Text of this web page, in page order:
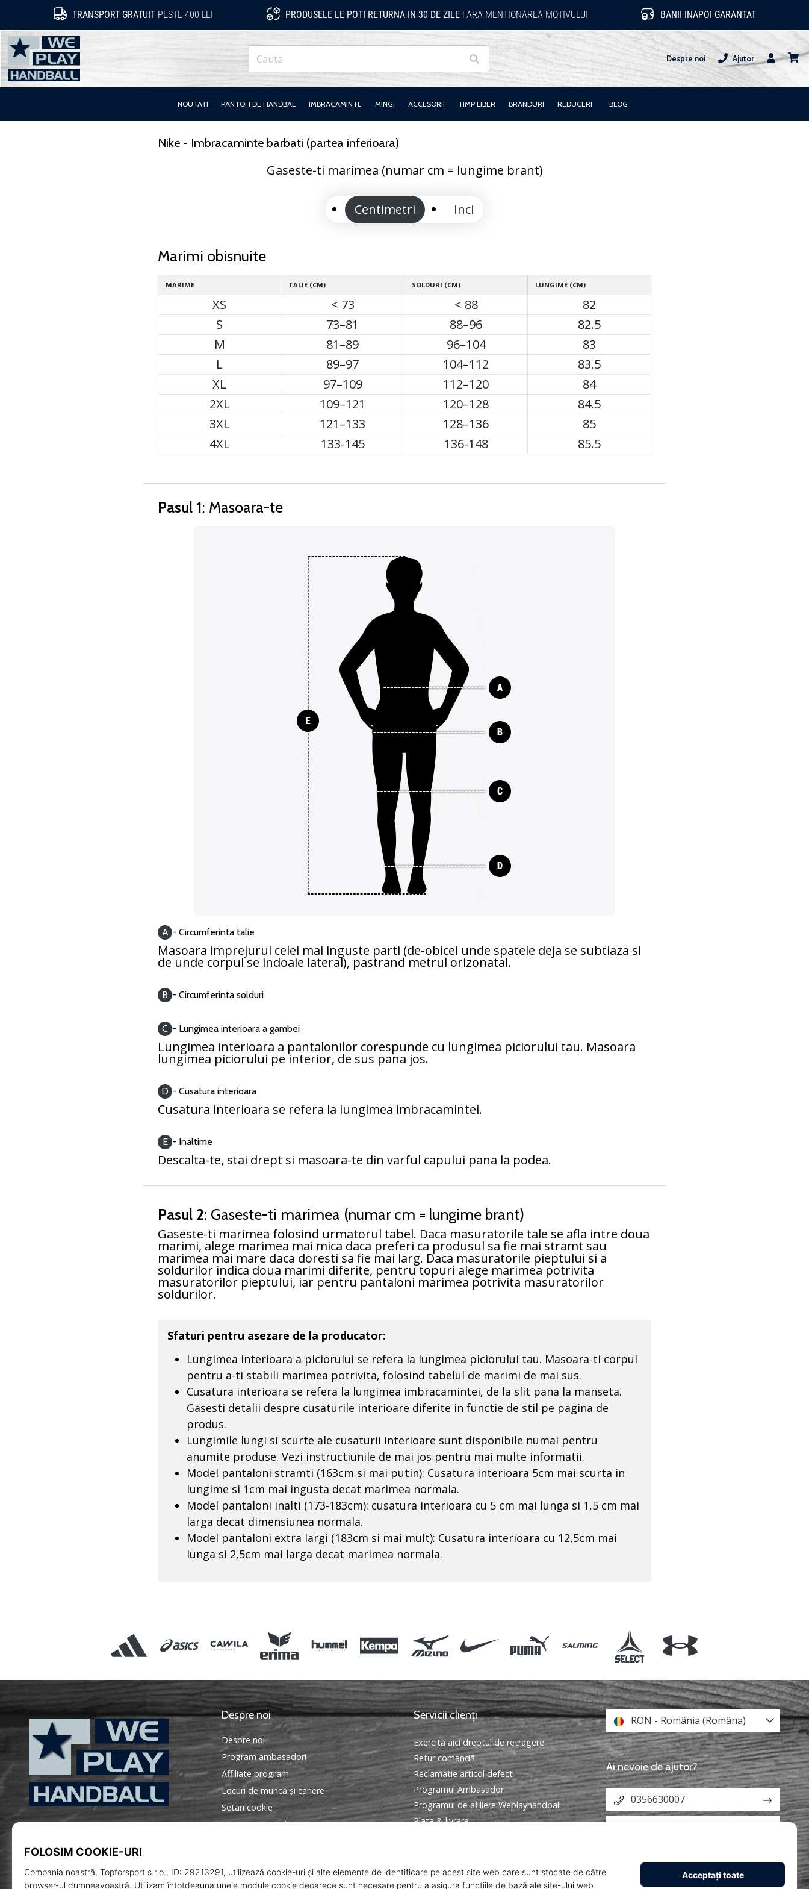
TRANSPORT GRATUITPESTE 400 LEI PRODUSELE LE POTI RETURNA IN 30 DE ZILEFARA MENTIONAREA MOTIVULUI BANII INAPOI GARANTAT
WePlayHandball.ro
Cauta Despre noi
Ajutor
Utilizator
NOUTATI PANTOFI DE HANDBAL IMBRACAMINTE MINGI ACCESORII TIMP LIBER BRANDURI REDUCERI BLOG
Nike - Imbracaminte barbati (partea inferioara)
Gaseste-ti marimea (numar cm = lungime brant)
Centimetri Inci
Marimi obisnuite
MARIME
XS
S
M
L
XL
2XL
3XL
4XL
TALIE (CM)
< 73
73–81
81–89
89–97
97–109
109–121
121–133
133-145
SOLDURI (CM)
< 88
88–96
96–104
104–112
112–120
120–128
128–136
136-148
LUNGIME (CM)
82
82.5
83
83.5
84
84.5
85
85.5
Pasul 1: Masoara-te
A - Circumferinta talie
Masoara imprejurul celei mai inguste parti (de-obicei unde spatele deja se subtiaza si
de unde corpul se indoaie lateral), pastrand metrul orizonatal.
B - Circumferinta solduri
C - Lungimea interioara a gambei
Lungimea interioara a pantalonilor corespunde cu lungimea piciorului tau. Masoara
lungimea piciorului pe interior, de sus pana jos.
D - Cusatura interioara
Cusatura interioara se refera la lungimea imbracamintei.
E - Inaltime
Descalta-te, stai drept si masoara-te din varful capului pana la podea.
Pasul 2: Gaseste-ti marimea (numar cm = lungime brant)
Gaseste-ti marimea folosind urmatorul tabel. Daca masuratorile tale se afla intre doua
marimi, alege marimea mai mica daca preferi ca produsul sa fie mai stramt sau
marimea mai mare daca doresti sa fie mai larg. Daca masuratorile pieptului si a
soldurilor indica doua marimi diferite, pentru topuri alege marimea potrivita
masuratorilor pieptului, iar pentru pantaloni marimea potrivita masuratorilor
soldurilor.
Sfaturi pentru asezare de la producator:
Lungimea interioara a piciorului se refera la lungimea piciorului tau. Masoara-ti corpul
pentru a-ti stabili marimea potrivita, folosind tabelul de marimi de mai sus.
Cusatura interioara se refera la lungimea imbracamintei, de la slit pana la manseta.
Gasesti detalii despre cusaturile interioare diferite in functie de stil pe pagina de
produs.
Lungimile lungi si scurte ale cusaturii interioare sunt disponibile numai pentru
anumite produse. Vezi instructiunile de mai jos pentru mai multe informatii.
Model pantaloni stramti (163cm si mai putin): Cusatura interioara 5cm mai scurta in
lungime si 1cm mai ingusta decat marimea normala.
Model pantaloni inalti (173-183cm): cusatura interioara cu 5 cm mai lunga si 1,5 cm mai
larga decat dimensiunea normala.
Model pantaloni extra largi (183cm si mai mult): Cusatura interioara cu 12,5cm mai
lunga si 2,5cm mai larga decat marimea normala.
WePlayHandball.ro
Despre noi
Despre noi
Program ambasadori
Affiliate program
Locuri de muncă și cariere
Setari cookie
Termeni si Conditii
Servicii clienți
Exercită aici dreptul de retragere
Retur comandă
Reclamatie articol defect
Programul Ambasador
Programul de afiliere Weplayhandball
Plata & livrare
Intrebari frecvente
Politica de confidentialitate
RON - România (Româna)
Ai nevoie de ajutor?
0356630007